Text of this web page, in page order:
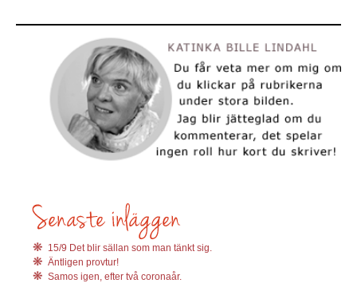
15/9 Det blir sällan som man tänkt sig.
Äntligen provtur!
Samos igen, efter två coronaår.